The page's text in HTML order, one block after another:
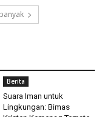
Berita
Suara Iman untuk
Lingkungan: Bimas